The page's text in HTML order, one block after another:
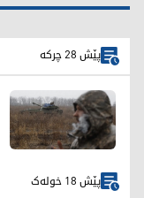
پێش 28 چرکە
پێش 18 خولەک